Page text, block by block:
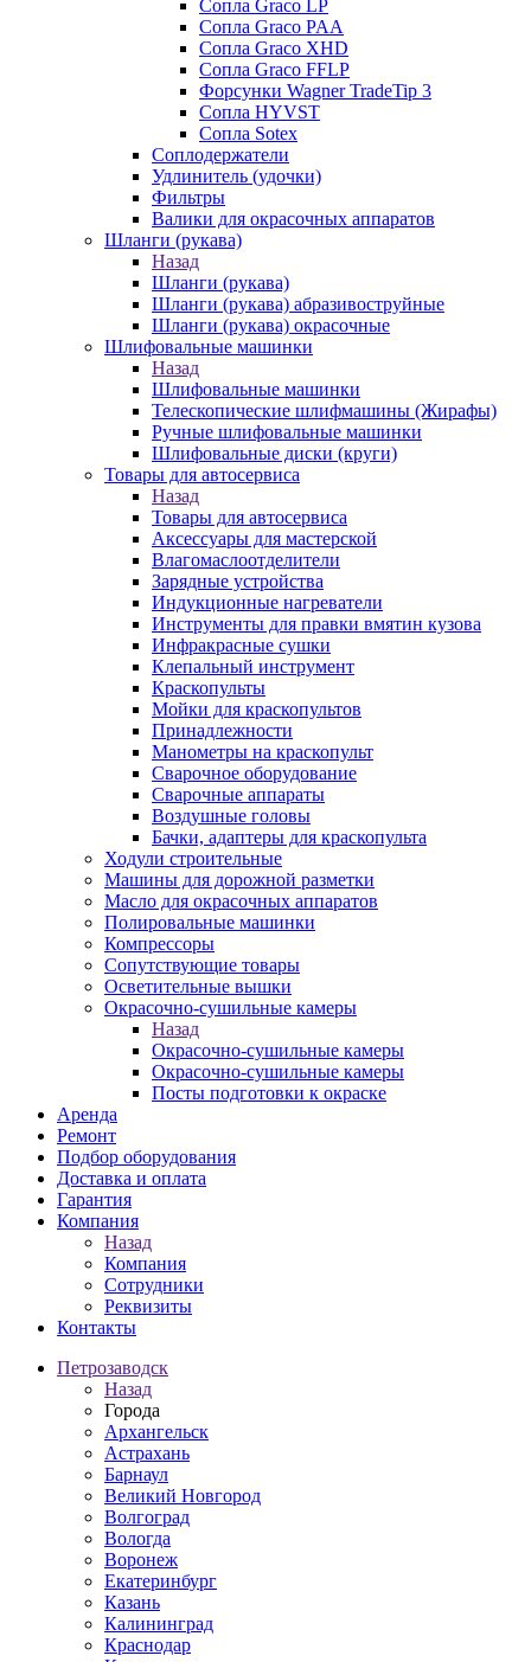
Сопла Graco LP
Сопла Graco PAA
Сопла Graco XHD
Сопла Graco FFLP
Форсунки Wagner TradeTip 3
Сопла HYVST
Сопла Sotex
Соплодержатели
Удлинитель (удочки)
Фильтры
Валики для окрасочных аппаратов
Шланги (рукава)
Назад
Шланги (рукава)
Шланги (рукава) абразивоструйные
Шланги (рукава) окрасочные
Шлифовальные машинки
Назад
Шлифовальные машинки
Телескопические шлифмашины (Жирафы)
Ручные шлифовальные машинки
Шлифовальные диски (круги)
Товары для автосервиса
Назад
Товары для автосервиса
Аксессуары для мастерской
Влагомаслоотделители
Зарядные устройства
Индукционные нагреватели
Инструменты для правки вмятин кузова
Инфракрасные сушки
Клепальный инструмент
Краскопульты
Мойки для краскопультов
Принадлежности
Манометры на краскопульт
Сварочное оборудование
Сварочные аппараты
Воздушные головы
Бачки, адаптеры для краскопульта
Ходули строительные
Машины для дорожной разметки
Масло для окрасочных аппаратов
Полировальные машинки
Компрессоры
Сопутствующие товары
Осветительные вышки
Окрасочно-сушильные камеры
Назад
Окрасочно-сушильные камеры
Окрасочно-сушильные камеры
Посты подготовки к окраске
Аренда
Ремонт
Подбор оборудования
Доставка и оплата
Гарантия
Компания
Назад
Компания
Сотрудники
Реквизиты
Контакты
Петрозаводск
Назад
Города
Архангельск
Астрахань
Барнаул
Великий Новгород
Волгоград
Вологда
Воронеж
Екатеринбург
Казань
Калининград
Краснодар